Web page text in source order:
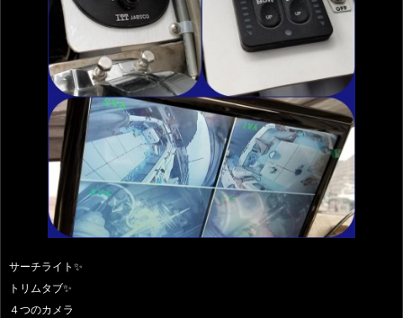
サーチライト✨
トリムタブ✨
４つのカメラ